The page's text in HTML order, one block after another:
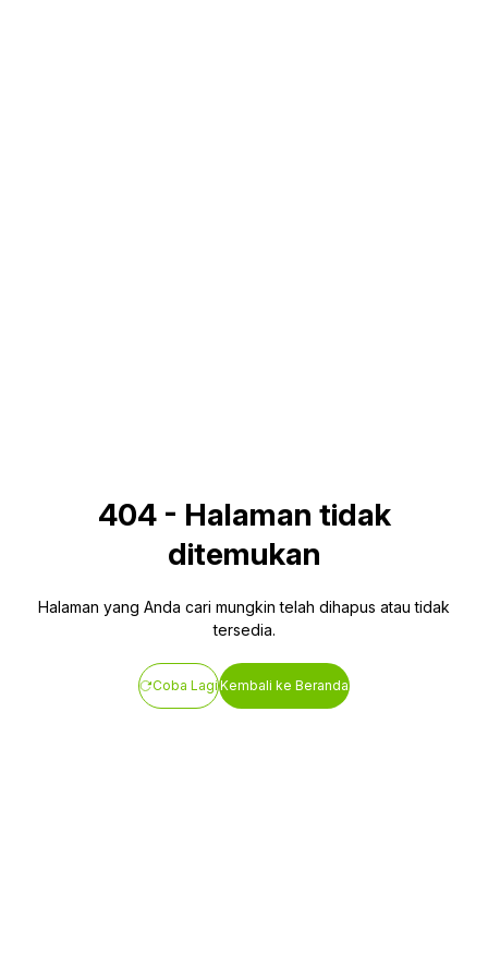
404- Halaman tidak
ditemukan
Halaman yang Anda cari mungkin telah dihapus atau tidak
tersedia.
Coba LagiKembali ke Beranda